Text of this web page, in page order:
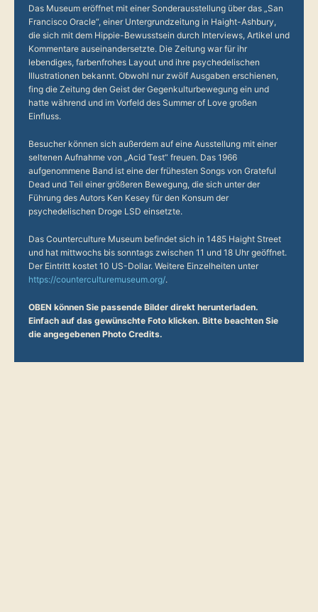
Das Museum eröffnet mit einer Sonderausstellung über das „San
Francisco Oracle“, einer Untergrundzeitung in Haight-Ashbury,
die sich mit dem Hippie-Bewusstsein durch Interviews, Artikel und
Kommentare auseinandersetzte. Die Zeitung war für ihr
lebendiges, farbenfrohes Layout und ihre psychedelischen
Illustrationen bekannt. Obwohl nur zwölf Ausgaben erschienen,
fing die Zeitung den Geist der Gegenkulturbewegung ein und
hatte während und im Vorfeld des Summer of Love großen
Einfluss.
Besucher können sich außerdem auf eine Ausstellung mit einer
seltenen Aufnahme von „Acid Test“ freuen. Das 1966
aufgenommene Band ist eine der frühesten Songs von Grateful
Dead und Teil einer größeren Bewegung, die sich unter der
Führung des Autors Ken Kesey für den Konsum der
psychedelischen Droge LSD einsetzte.
Das Counterculture Museum befindet sich in 1485 Haight Street
und hat mittwochs bis sonntags zwischen 11 und 18 Uhr geöffnet.
Der Eintritt kostet 10 US-Dollar. Weitere Einzelheiten unter
https://counterculturemuseum.org/.
OBEN können Sie passende Bilder direkt herunterladen.
Einfach auf das gewünschte Foto klicken. Bitte beachten Sie
die angegebenen Photo Credits.